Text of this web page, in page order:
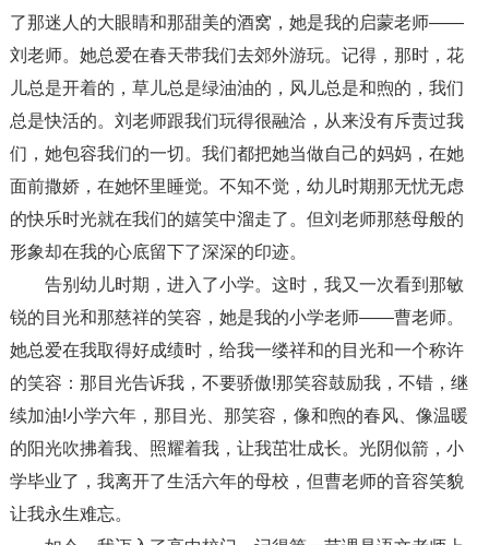
了那迷人的大眼睛和那甜美的酒窝，她是我的启蒙老师——
刘老师。她总爱在春天带我们去郊外游玩。记得，那时，花
儿总是开着的，草儿总是绿油油的，风儿总是和煦的，我们
总是快活的。刘老师跟我们玩得很融洽，从来没有斥责过我
们，她包容我们的一切。我们都把她当做自己的妈妈，在她
面前撒娇，在她怀里睡觉。不知不觉，幼儿时期那无忧无虑
的快乐时光就在我们的嬉笑中溜走了。但刘老师那慈母般的
形象却在我的心底留下了深深的印迹。
告别幼儿时期，进入了小学。这时，我又一次看到那敏
锐的目光和那慈祥的笑容，她是我的小学老师——曹老师。
她总爱在我取得好成绩时，给我一缕祥和的目光和一个称许
的笑容：那目光告诉我，不要骄傲!那笑容鼓励我，不错，继
续加油!小学六年，那目光、那笑容，像和煦的春风、像温暖
的阳光吹拂着我、照耀着我，让我茁壮成长。光阴似箭，小
学毕业了，我离开了生活六年的母校，但曹老师的音容笑貌
让我永生难忘。